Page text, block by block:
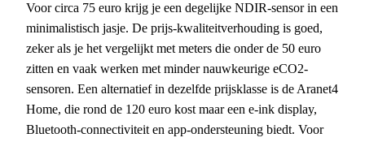
Voor circa 75 euro krijg je een degelijke NDIR-sensor in een
minimalistisch jasje. De prijs-kwaliteitverhouding is goed,
zeker als je het vergelijkt met meters die onder de 50 euro
zitten en vaak werken met minder nauwkeurige eCO2-
sensoren. Een alternatief in dezelfde prijsklasse is de Aranet4
Home, die rond de 120 euro kost maar een e-ink display,
Bluetooth-connectiviteit en app-ondersteuning biedt. Voor